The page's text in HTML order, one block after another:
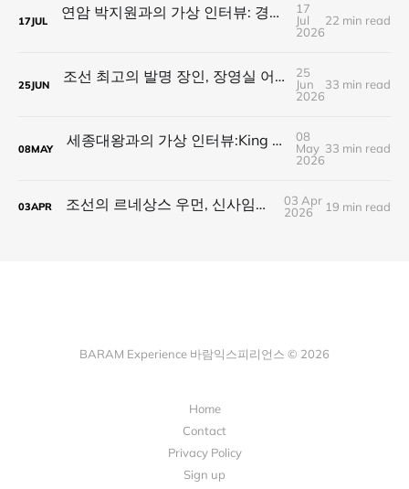
17JUL 연암 박지원과의 가상 인터뷰: 경계 위의 통섭 문장가가 전하는 21세기 네오 폴리매스의 길
17
Jul
2026
22 min read
25JUN 조선 최고의 발명 장인, 장영실 어른과의 대화:21세기 네오 폴리매스에게 전하는 이야기
25
Jun
2026
33 min read
08MAY 세종대왕과의 가상 인터뷰:King of Polymath가 전하는 21세기 네오 폴리매스의 길
08
May
2026
33 min read
03APR 조선의 르네상스 우먼, 신사임당을 만나다
03 Apr
2026
19 min read
BARAM Experience 바람익스피리언스 © 2026
Home
Contact
Privacy Policy
Sign up